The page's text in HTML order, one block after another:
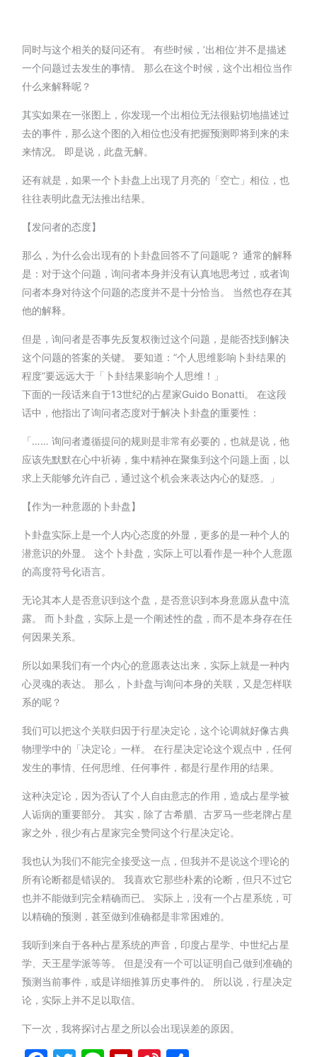
同时与这个相关的疑问还有。 有些时候，’出相位’并不是描述
一个问题过去发生的事情。 那么在这个时候，这个出相位当作
什么来解释呢？
其实如果在一张图上，你发现一个出相位无法很贴切地描述过
去的事件，那么这个图的入相位也没有把握预测即将到来的未
来情况。 即是说，此盘无解。
还有就是，如果一个卜卦盘上出现了月亮的「空亡」相位，也
往往表明此盘无法推出结果。
【发问者的态度】
那么，为什么会出现有的卜卦盘回答不了问题呢？ 通常的解释
是：对于这个问题，询问者本身并没有认真地思考过，或者询
问者本身对待这个问题的态度并不是十分恰当。 当然也存在其
他的解释。
但是，询问者是否事先反复权衡过这个问题，是能否找到解决
这个问题的答案的关键。 要知道：”个人思维影响卜卦结果的
程度”要远远大于「卜卦结果影响个人思维！」
下面的一段话来自于13世纪的占星家Guido Bonatti。 在这段
话中，他指出了询问者态度对于解决卜卦盘的重要性：
「…… 询问者遵循提问的规则是非常有必要的，也就是说，他
应该先默默在心中祈祷，集中精神在聚集到这个问题上面，以
求上天能够允许自己，通过这个机会来表达内心的疑惑。」
【作为一种意愿的卜卦盘】
卜卦盘实际上是一个人内心态度的外显，更多的是一种个人的
潜意识的外显。 这个卜卦盘，实际上可以看作是一种个人意愿
的高度符号化语言。
无论其本人是否意识到这个盘，是否意识到本身意愿从盘中流
露。 而卜卦盘，实际上是一个阐述性的盘，而不是本身存在任
何因果关系。
所以如果我们有一个内心的意愿表达出来，实际上就是一种内
心灵魂的表达。 那么，卜卦盘与询问本身的关联，又是怎样联
系的呢？
我们可以把这个关联归因于行星决定论，这个论调就好像古典
物理学中的「决定论」一样。 在行星决定论这个观点中，任何
发生的事情、任何思维、任何事件，都是行星作用的结果。
这种决定论，因为否认了个人自由意志的作用，造成占星学被
人诟病的重要部分。 其实，除了古希腊、古罗马一些老牌占星
家之外，很少有占星家完全赞同这个行星决定论。
我也认为我们不能完全接受这一点，但我并不是说这个理论的
所有论断都是错误的。 我喜欢它那些朴素的论断，但只不过它
也并不能做到完全精确而已。 实际上，没有一个占星系统，可
以精确的预测，甚至做到准确都是非常困难的。
我听到来自于各种占星系统的声音，印度占星学、中世纪占星
学、天王星学派等等。 但是没有一个可以证明自己做到准确的
预测当前事件，或是详细推算历史事件的。 所以说，行星决定
论，实际上并不足以取信。
下一次，我将探讨占星之所以会出现误差的原因。